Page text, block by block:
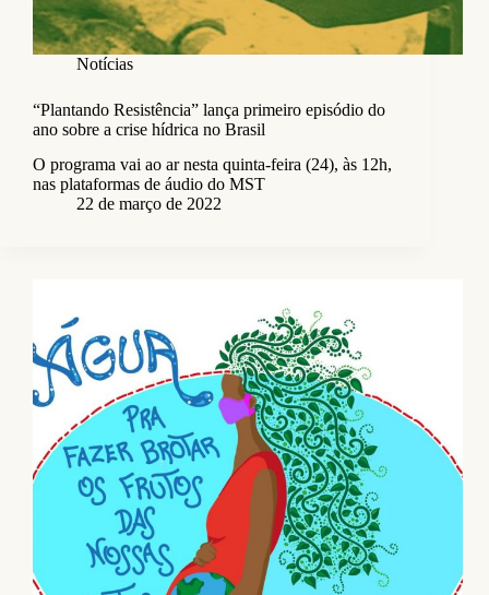
Notícias
“Plantando Resistência” lança primeiro episódio do
ano sobre a crise hídrica no Brasil
O programa vai ao ar nesta quinta-feira (24), às 12h,
nas plataformas de áudio do MST
22 de março de 2022